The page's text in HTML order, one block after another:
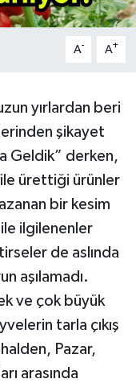
A- A+
yırlardan beri
şikayet
Geldik” derken,
ile ürettiği ürünler
bir kesim
ilgilenenler
de aslında
aşılamadı.
ve çok büyük
tarla çıkış
Pazar,
arasında